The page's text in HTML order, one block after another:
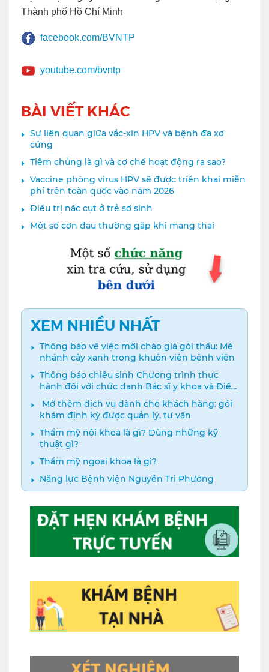
Thành phố Hồ Chí Minh
facebook.com/BVNTP
youtube.com/bvntp
BÀI VIẾT KHÁC
Sự liên quan giữa vắc-xin HPV và bệnh đa xơ
cứng
Tiêm chủng là gì và cơ chế hoạt động ra sao?
Vaccine phòng virus HPV sẽ được triển khai miễn
phí trên toàn quốc vào năm 2026
Điều trị nấc cụt ở trẻ sơ sinh
Một số cơn đau thường gặp khi mang thai
XEM NHIỀU NHẤT
Thông báo về việc mời chào giá gói thầu: Mé
nhánh cây xanh trong khuôn viên bệnh viện
Thông báo chiêu sinh Chương trình thực
hành đối với chức danh Bác sĩ y khoa và Điều
dưỡng năm 2024
️ Mở thêm dịch vụ dành cho khách hàng: gói
khám định kỳ được quản lý, tư vấn
Thẩm mỹ nội khoa là gì? Dùng những kỹ
thuật gì?
Thẩm mỹ ngoại khoa là gì?
Năng lực Bệnh viện Nguyễn Tri Phương